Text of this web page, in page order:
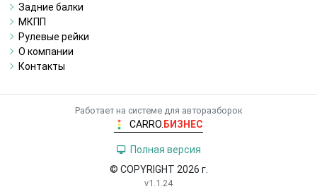
Задние балки
МКПП
Рулевые рейки
О компании
Контакты
Работает на системе для авторазборок
CARRO. БИЗНЕС
Полная версия
© COPYRIGHT 2026 г.
v1.1.24